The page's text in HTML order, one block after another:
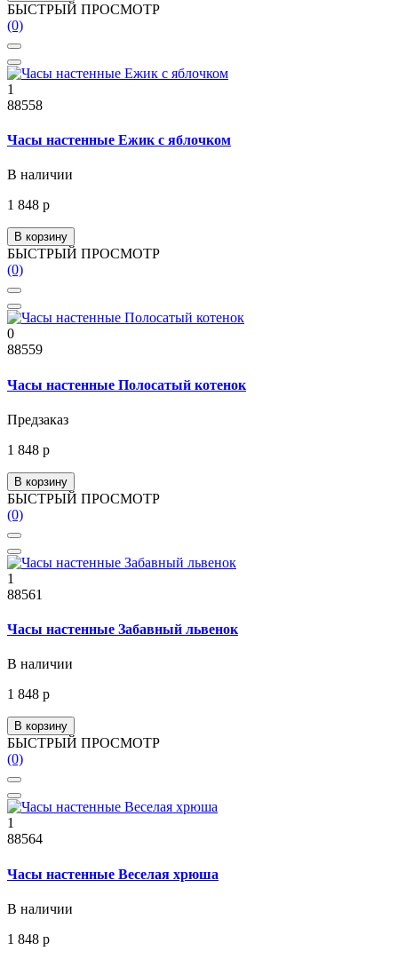
БЫСТРЫЙ ПРОСМОТР
(0)
1
88558
Часы настенные Ежик с яблочком
В наличии
1 848 р
В корзину
БЫСТРЫЙ ПРОСМОТР
(0)
0
88559
Часы настенные Полосатый котенок
Предзаказ
1 848 р
В корзину
БЫСТРЫЙ ПРОСМОТР
(0)
1
88561
Часы настенные Забавный львенок
В наличии
1 848 р
В корзину
БЫСТРЫЙ ПРОСМОТР
(0)
1
88564
Часы настенные Веселая хрюша
В наличии
1 848 р